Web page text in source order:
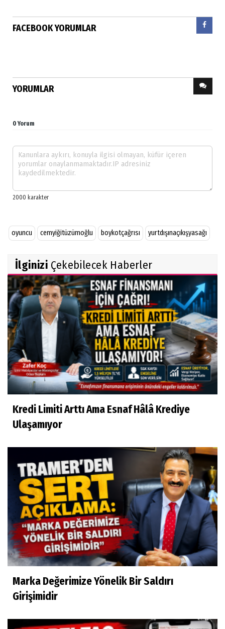
FACEBOOK YORUMLAR
YORUMLAR
0 Yorum
oyuncu cemyiğitüzümoğlu boykotçağrısı yurtdışınaçıkışyasağı
İlginizi Çekebilecek Haberler
Kredi Limiti Arttı Ama Esnaf Hâlâ Krediye
Ulaşamıyor
Marka Değerimize Yönelik Bir Saldırı
Girişimidir